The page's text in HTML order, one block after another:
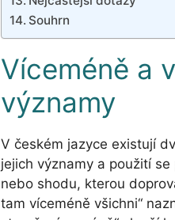
Souhrn
Víceméně a
významy
V českém jazyce existují
jejich významy a použití
nebo shodu, kterou
tam víceméně všichni“